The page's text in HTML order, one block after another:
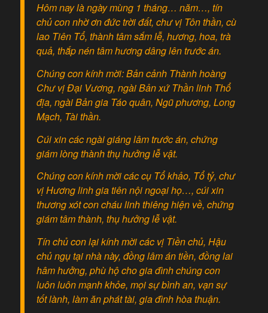
Hôm nay là ngày mùng 1 tháng… năm…, tín
chủ con nhờ ơn đức trời đất, chư vị Tôn thần, cù
lao Tiên Tổ, thành tâm sắm lễ, hương, hoa, trà
quả, thắp nén tâm hương dâng lên trước án.
Chúng con kính mời: Bản cảnh Thành hoàng
Chư vị Đại Vương, ngài Bản xứ Thần linh Thổ
địa, ngài Bản gia Táo quân, Ngũ phương, Long
Mạch, Tài thần.
Cúi xin các ngài giáng lâm trước án, chứng
giám lòng thành thụ hưởng lễ vật.
Chúng con kính mời các cụ Tổ khảo, Tổ tỷ, chư
vị Hương linh gia tiên nội ngoại họ…, cúi xin
thương xót con cháu linh thiêng hiện về, chứng
giám tâm thành, thụ hưởng lễ vật.
Tín chủ con lại kính mời các vị Tiền chủ, Hậu
chủ ngụ tại nhà này, đồng lâm án tiền, đồng lai
hâm hưởng, phù hộ cho gia đình chúng con
luôn luôn mạnh khỏe, mọi sự bình an, vạn sự
tốt lành, làm ăn phát tài, gia đình hòa thuận.